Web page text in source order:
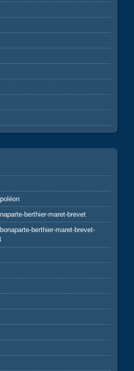
berthier-maret-brevet
berthier-maret-brevet-